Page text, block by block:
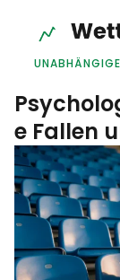
e Fallen